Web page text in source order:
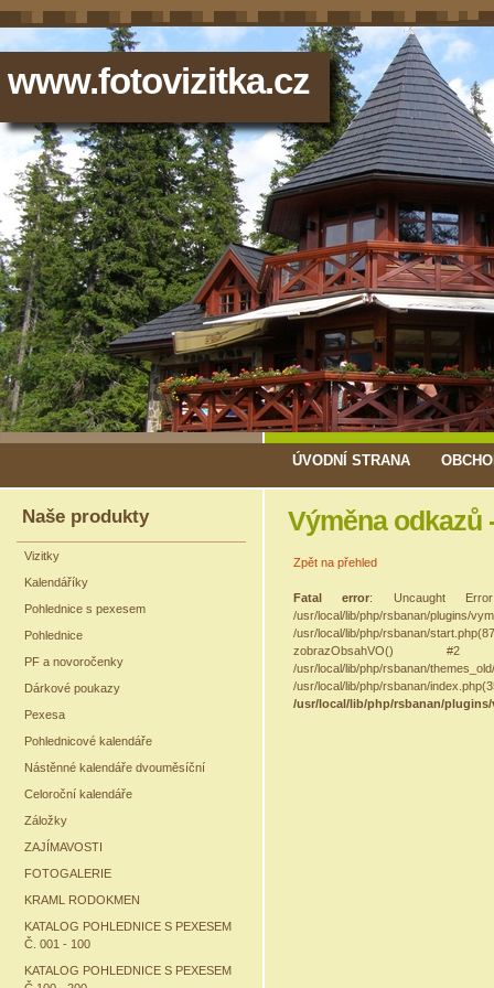
www.fotovizitka.cz
ÚVODNÍ STRANA
Naše produkty
Vizitky
Kalendáříky
Pohlednice s pexesem
Pohlednice
PF a novoročenky
Dárkové poukazy
Pexesa
Pohlednicové kalendáře
Nástěnné kalendáře dvouměsíční
Celoroční kalendáře
Záložky
ZAJÍMAVOSTI
FOTOGALERIE
KRAML RODOKMEN
KATALOG POHLEDNICE S PEXESEM
Č. 001 - 100
KATALOG POHLEDNICE S PEXESEM
Výměna odkazů
Zpět na přehled
Fatal error: Uncaught
/usr/local/lib/php/rsbanan/
/usr/local/lib/php/rsbanan/
zobrazObsahVO() #2 /
/usr/local/lib/php/rsbanan/
/usr/local/lib/php/
/usr/local/lib/php/rsbanan/